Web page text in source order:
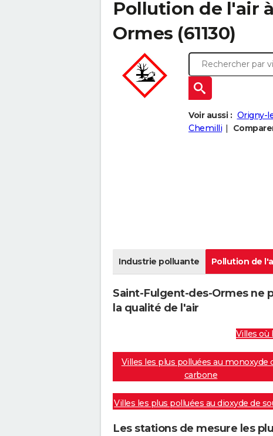
Pollution de l'air
Ormes (61130)
Voir aussi : Origny-
Chemilli
Industrie polluante Pollution de
Saint-Fulgent-des-Ormes ne
la qualité de l'air
Villes où
Villes les plus polluées au monoxyde
carbone
Villes les plus polluées au dioxyde de
Les stations de mesure les